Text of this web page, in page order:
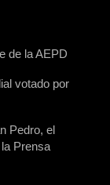
de la AEPD
votado por
Pedro, el
Prensa